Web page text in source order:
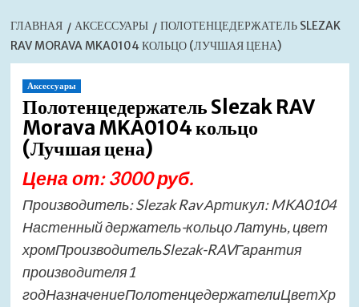
ГЛАВНАЯ АКСЕССУАРЫ
ПОЛОТЕНЦЕДЕРЖАТЕЛЬ SLEZAK
RAV MORAVA MKA0104 КОЛЬЦО (ЛУЧШАЯ ЦЕНА)
Аксессуары
Полотенцедержатель Slezak RAV
Morava MKA0104 кольцо
(Лучшая цена)
Цена от: 3000 руб.
Производитель: Slezak Rav Артикул: MKA0104
Настенный держатель-кольцо Латунь, цвет
хромПроизводительSlezak-RAVГарантия
производителя1
годНазначениеПолотенцедержателиЦветХр